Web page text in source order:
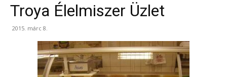
Troya Élelmiszer Üzlet
2015. márc 8.